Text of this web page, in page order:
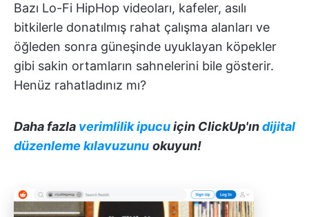
Bazı Lo-Fi HipHop videoları, kafeler, asılı
bitkilerle donatılmış rahat çalışma alanları ve
öğleden sonra güneşinde uyuklayan köpekler
gibi sakin ortamların sahnelerini bile gösterir.
Henüz rahatladınız mı?
Daha fazla verimlilik ipucuiçin ClickUp'ındijital
düzenleme kılavuzunu okuyun!